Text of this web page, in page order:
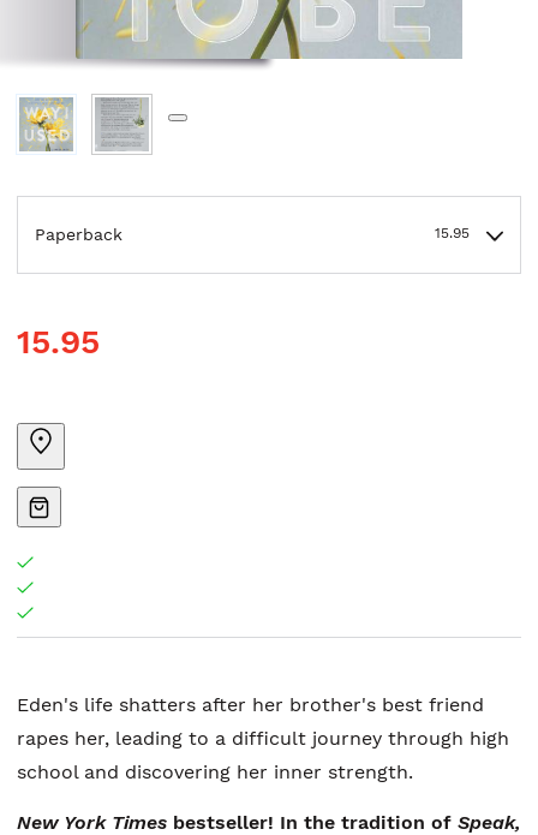
Paperback 15.95
15.95
Eden's life shatters after her brother's best friend
rapes her, leading to a difficult journey through high
school and discovering her inner strength.
New York Times bestseller! In the tradition of Speak,